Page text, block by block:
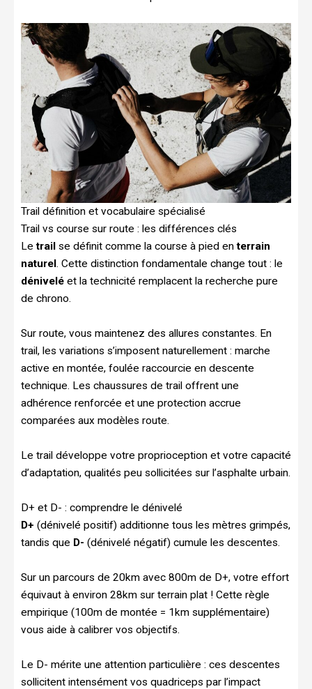
Trail définition et vocabulaire spécialisé
Trail vs course sur route : les différences clés
Letrail se définit comme la course à pied enterrain
naturel. Cette distinction fondamentale change tout : le
dénivelé et la technicité remplacent la recherche pure
de chrono.
Sur route, vous maintenez des allures constantes. En
trail, les variations s’imposent naturellement : marche
active en montée, foulée raccourcie en descente
technique. Les chaussures de trail offrent une
adhérence renforcée et une protection accrue
comparées aux modèles route.
Le trail développe votre proprioception et votre capacité
d’adaptation, qualités peu sollicitées sur l’asphalte urbain.
D+ et D- : comprendre le dénivelé
D+ (dénivelé positif) additionne tous les mètres grimpés,
tandis que D- (dénivelé négatif) cumule les descentes.
Sur un parcours de 20km avec 800m de D+, votre effort
équivaut à environ 28km sur terrain plat ! Cette règle
empirique (100m de montée = 1km supplémentaire)
vous aide à calibrer vos objectifs.
Le D- mérite une attention particulière : ces descentes
sollicitent intensément vos quadriceps par l’impact